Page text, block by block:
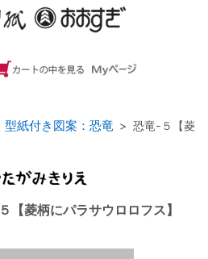
型紙付き図案：恐竜
恐竜-５【菱
【菱柄にパラサウロロフス】